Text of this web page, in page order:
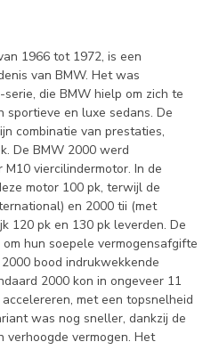
1966 tot 1972, is een
van BMW. Het was
die BMW hielp om zich te
en luxe sedans. De
combinatie van prestaties,
De BMW 2000 werd
viercilindermotor. In de
motor 100 pk, terwijl de
en 2000 tii (met
120 pk en 130 pk leverden. De
hun soepele vermogensafgifte
bood indrukwekkende
2000 kon in ongeveer 11
met een topsnelheid
was nog sneller, dankzij de
vermogen. Het